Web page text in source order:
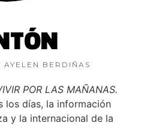
BERDIÑAS
POR LAS MAÑANAS.
los días, la información
y la internacional de la